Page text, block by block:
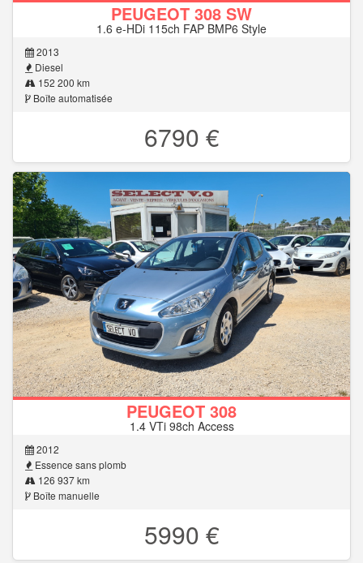
PEUGEOT 308 SW
1.6 e-HDi 115ch FAP BMP6 Style
2013
Diesel
152 200 km
Boîte automatisée
6790 €
PEUGEOT 308
1.4 VTi 98ch Access
2012
Essence sans plomb
126 937 km
Boîte manuelle
5990 €